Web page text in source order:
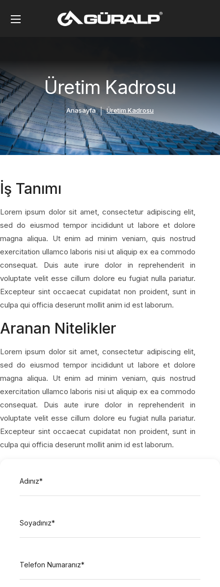
Üretim Kadrosu
Anasayfa Üretim Kadrosu
İş Tanımı
Lorem ipsum dolor sit amet, consectetur adipiscing elit,
sed do eiusmod tempor incididunt ut labore et dolore
magna aliqua. Ut enim ad minim veniam, quis nostrud
exercitation ullamco laboris nisi ut aliquip ex ea commodo
consequat. Duis aute irure dolor in reprehenderit in
voluptate velit esse cillum dolore eu fugiat nulla pariatur.
Excepteur sint occaecat cupidatat non proident, sunt in
culpa qui officia deserunt mollit anim id est laborum.
Aranan Nitelikler
Lorem ipsum dolor sit amet, consectetur adipiscing elit,
sed do eiusmod tempor incididunt ut labore et dolore
magna aliqua. Ut enim ad minim veniam, quis nostrud
exercitation ullamco laboris nisi ut aliquip ex ea commodo
consequat. Duis aute irure dolor in reprehenderit in
voluptate velit esse cillum dolore eu fugiat nulla pariatur.
Excepteur sint occaecat cupidatat non proident, sunt in
culpa qui officia deserunt mollit anim id est laborum.